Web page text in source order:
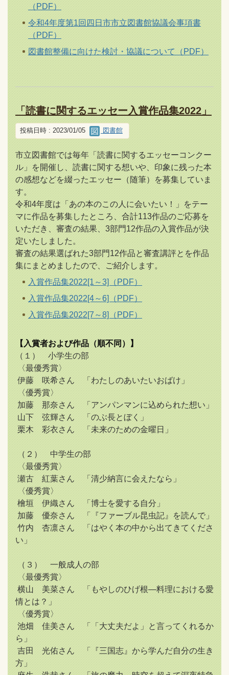
（PDF）
令和4年度第1回四日市市立図書館協議会事項書
（PDF）
図書館整備に向けた検討・協議について（PDF）
「読書に関するエッセー入賞作品集2022」
投稿日時 : 2023/01/05 図書館
市立図書館では毎年「読書に関するエッセーコンクー
ル」を開催し、読書に関する想いや、印象に残った本
の感想などを綴ったエッセー（随筆）を募集していま
す。
令和4年度は「あの本のこの人に会いたい！」をテー
マに作品を募集したところ、合計113作品のご応募を
いただき、審査の結果、3部門12作品の入賞作品が決
定いたしました。
審査の結果選ばれた3部門12作品と審査講評とを作品
集にまとめましたので、ご紹介します。
入賞作品集2022[1～3]（PDF）
入賞作品集2022[4～6]（PDF）
入賞作品集2022[7～8]（PDF）
【入賞者および作品（順不同）】
（１） 小学生の部
〈最優秀賞〉
伊藤 咲希さん 「わたしのあいたいおばけ」
〈優秀賞〉
加藤 那奈さん 「アンパンマンに込められた想い」
山下 弦輝さん 「のぶ長とぼく」
栗木 彩衣さん 「未来のための金曜日」
（２） 中学生の部
〈最優秀賞〉
瀬古 紅葉さん 「清少納言に会えたなら」
〈優秀賞〉
檜垣 伊織さん 「博士を愛する自分」
加藤 優奈さん 「『ファーブル昆虫記』を読んで」
竹内 杏凛さん 「はやく本の中から出てきてくださ
い」
（３） 一般成人の部
〈最優秀賞〉
横山 美菜さん 「もやしのひげ根―料理における愛
情とは？」
〈優秀賞〉
池畑 佳美さん 「「大丈夫だよ」と言ってくれるか
ら」
吉田 光佑さん 「『三国志』から学んだ自分の生き
方」